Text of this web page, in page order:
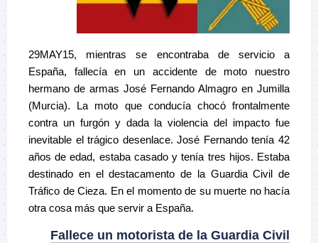
29MAY15, mientras se encontraba de servicio a
España, fallecía en un accidente de moto nuestro
hermano de armas José Fernando Almagro en Jumilla
(Murcia). La moto que conducía chocó frontalmente
contra un furgón y dada la violencia del impacto fue
inevitable el trágico desenlace. José Fernando tenía 42
años de edad, estaba casado y tenía tres hijos. Estaba
destinado en el destacamento de la Guardia Civil de
Tráfico de Cieza. En el momento de su muerte no hacía
otra cosa más que servir a España.
Fallece un motorista de la Guardia Civil